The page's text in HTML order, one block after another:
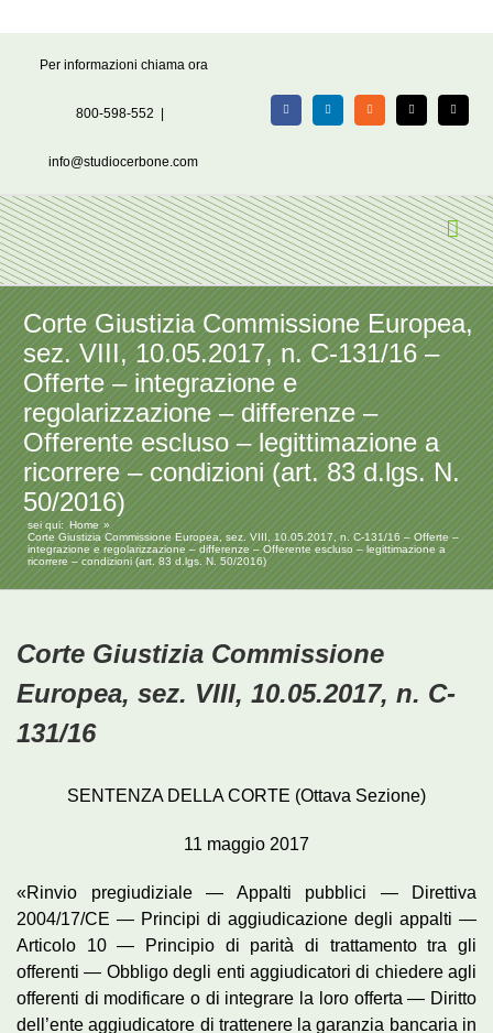
Per informazioni chiama ora
800-598-552
info@studiocerbone.com
FacebookLinkedIn Rss X Email
Corte Giustizia Commissione Europea,
sez. VIII, 10.05.2017, n. C-131/16 –
Offerte – integrazione e
regolarizzazione – differenze –
Offerente escluso – legittimazione a
ricorrere – condizioni (art. 83 d.lgs. N.
50/2016)
sei qui: Home
Corte Giustizia Commissione Europea, sez. VIII, 10.05.2017, n. C-131/16 – Offerte –
integrazione e regolarizzazione – differenze – Offerente escluso – legittimazione a
ricorrere – condizioni (art. 83 d.lgs. N. 50/2016)
Corte Giustizia Commissione
Europea, sez. VIII, 10.05.2017, n. C-
131/16
SENTENZA DELLA CORTE (Ottava Sezione)
11 maggio 2017
«Rinvio pregiudiziale — Appalti pubblici — Direttiva
2004/17/CE — Principi di aggiudicazione degli appalti —
Articolo 10 — Principio di parità di trattamento tra gli
offerenti — Obbligo degli enti aggiudicatori di chiedere agli
offerenti di modificare o di integrare la loro offerta — Diritto
dell’ente aggiudicatore di trattenere la garanzia bancaria in